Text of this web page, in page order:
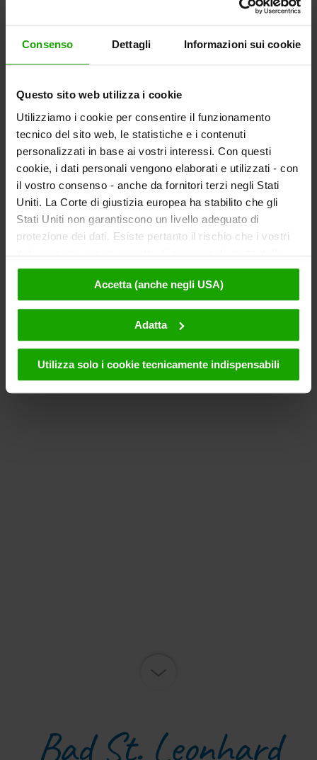
Consenso Dettagli Informazioni sui cookie
Questo sito web utilizza i cookie
Utilizziamo i cookie per consentire il funzionamento
tecnico del sito web, le statistiche e i contenuti
personalizzati in base ai vostri interessi. Con questi
cookie, i dati personali vengono elaborati e utilizzati - con
il vostro consenso - anche da fornitori terzi negli Stati
Uniti. La Corte di giustizia europea ha stabilito che gli
Stati Uniti non garantiscono un livello adeguato di
protezione dei dati. Esiste pertanto il rischio che i vostri
dati possano essere oggetto di accesso da parte delle
autorità statunitensi a fini di controllo e monitoraggio a
causa di ordinanze corrispondenti nei confronti di fornitori
terzi (ad es. Google, Meta) e che non sussistano misure
legali efficaci per fare opposizione. Facendo clic su
"Accetta", l'utente accetta che i cookie possano essere
Questi dati verranno trasmessi solo in forma
Accetta (anche negli USA)
Adatta
Utilizza solo i cookie tecnicamente indispensabili
Bad St. Leonhard